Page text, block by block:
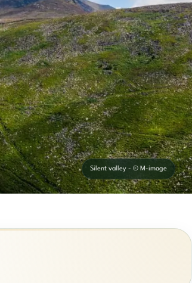
Silent valley - © M-image